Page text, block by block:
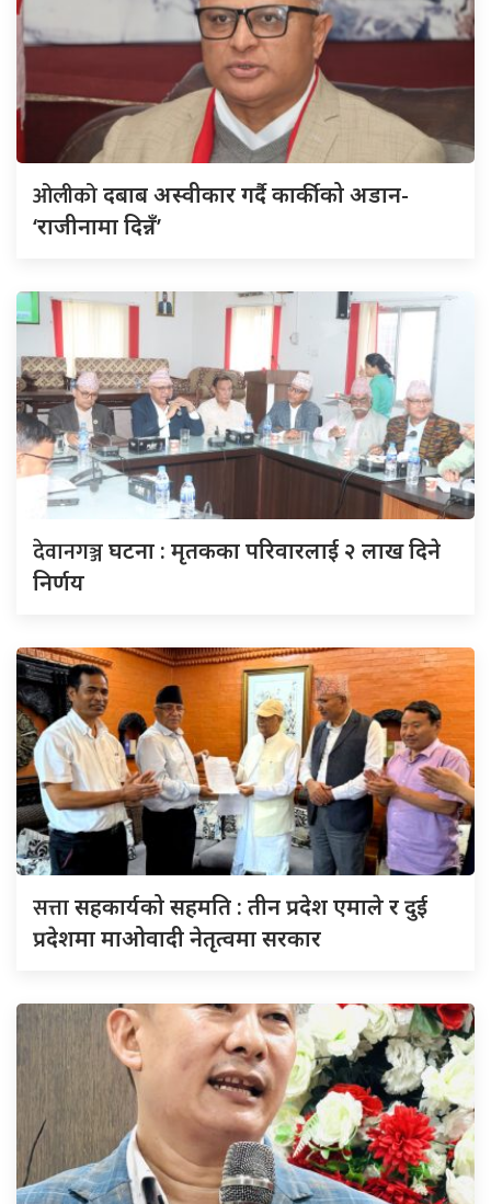
ओलीकोदबाब अस्वीकार गर्दै कार्कीको अडान-
‘राजीनामा दिन्नँ’
देवानगञ्जघटना : मृतकका परिवारलाई २ लाख दिने
निर्णय
सत्तासहकार्यको सहमति : तीन प्रदेश एमाले र दुई
प्रदेशमा माओवादी नेतृत्वमा सरकार